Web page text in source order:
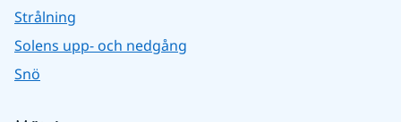
Strålning
Solens upp- och nedgång
Snö